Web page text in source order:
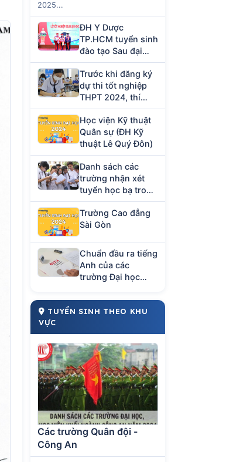
2025...
ĐH Y Dược
TP.HCM tuyển sinh
đào tạo Sau đại
học năm 2023
Trước khi đăng ký
dự thi tốt nghiệp
THPT 2024, thí
sinh cần chuẩn bị
giấy tờ gì?
Học viện Kỹ thuật
Quân sự (ĐH Kỹ
thuật Lê Quý Đôn)
Danh sách các
trường nhận xét
tuyển học bạ trong
tháng 4/2024
Trường Cao đẳng
Sài Gòn
Chuẩn đầu ra tiếng
Anh của các
trường Đại học
TUYỂN SINH THEO KHU
VỰC
Các trường Quân đội -
Công An